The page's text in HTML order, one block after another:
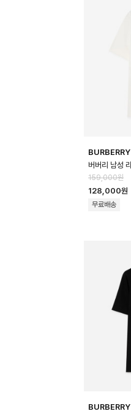
BURBERRY
159,000원
128,000원
무료배송
BURBERRY